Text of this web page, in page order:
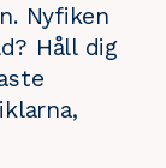
Nyfiken
Håll dig